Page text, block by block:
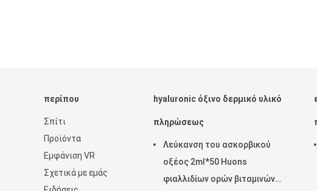
περίπου
Σπίτι
Προϊόντα
Εμφάνιση VR
Σχετικά με εμάς
hyaluronic όξινο δερμικό υλικό
πληρώσεως
Λεύκανση του ασκορβικού
οξέος 2ml*50 Huons
φιαλλιδίων ορών βιταμινών